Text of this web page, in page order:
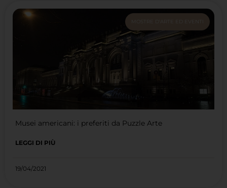
MOSTRE D'ARTE ED EVENTI
Musei americani: i preferiti da Puzzle Arte
LEGGI DI PIÙ
19/04/2021